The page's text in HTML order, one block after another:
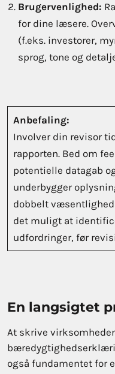
Brugervenlighed:
for dine læsere.
(f.eks. investorer,
sprog, tone og
Anbefaling:
Involver din revisor
rapporten. Bed om
potentielle datagab
underbygger
dobbelt
det muligt at
udfordringer, før
En langsigtet
At skrive
også fundamentet for